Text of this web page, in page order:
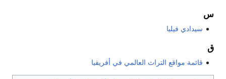
س
سيدادي فيليا
ق
قائمة مواقع التراث العالمي في أفريقيا